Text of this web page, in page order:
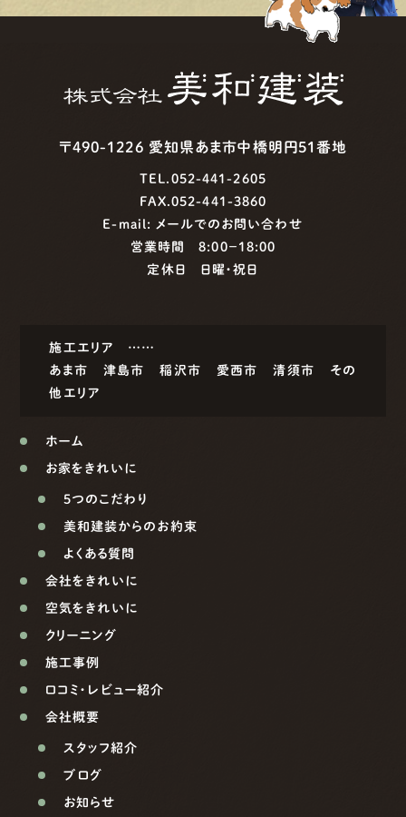
〒490-1226 愛知県あま市中橋明円51番地
TEL.052-441-2605
FAX.052-441-3860
E-mail: メールでのお問い合わせ
営業時間 8:00−18:00
定休日 日曜・祝日
施工エリア ……
あま市
津島市 稲沢市 愛西市 清須市
その
他エリア
ホーム
お家をきれいに
5つのこだわり
美和建装からのお約束
よくある質問
会社をきれいに
空気をきれいに
クリーニング
施工事例
口コミ・レビュー紹介
会社概要
スタッフ紹介
ブログ
お知らせ